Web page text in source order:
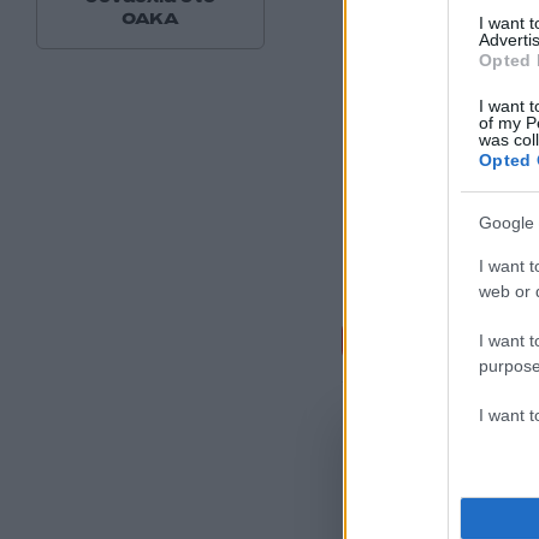
I want
Opted
I want
of my
was
Opted
Google
I want
web or
I want
I want
ΟΑΚΑ